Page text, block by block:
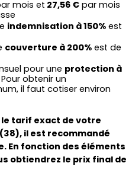
mois et 27,56 € par mois
indemnisation à 150% est
couverture à 200%
pour une protection à
Pour obtenir un
tarif exact de votre
il est recommandé
En fonction des éléments
obtiendrez le prix final de